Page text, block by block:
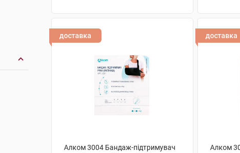
доставка
Алком 3004 Бандаж-підтримувач
доставка
Алком